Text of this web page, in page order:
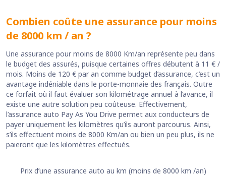
Combien coûte une assurance pour moins
de 8000 km / an ?
Une assurance pour moins de 8000 Km/an représente peu dans
le budget des assurés, puisque certaines offres débutent à 11 € /
mois. Moins de 120 € par an comme budget d’assurance, c’est un
avantage indéniable dans le porte-monnaie des français. Outre
ce forfait où il faut évaluer son kilométrage annuel à l’avance, il
existe une autre solution peu coûteuse. Effectivement,
l’assurance auto Pay As You Drive permet aux conducteurs de
payer uniquement les kilomètres qu’ils auront parcourus. Ainsi,
s’ils effectuent moins de 8000 Km/an ou bien un peu plus, ils ne
paieront que les kilomètres effectués.
Prix d’une assurance auto au km (moins de 8000 km /an)